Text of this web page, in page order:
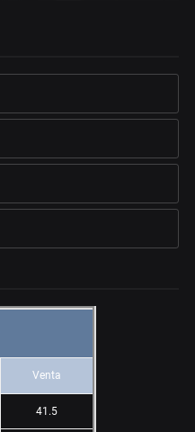
Venta
41.5